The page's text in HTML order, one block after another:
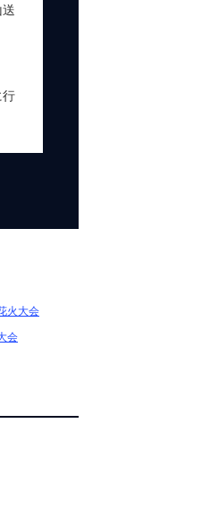
行
火大会
会